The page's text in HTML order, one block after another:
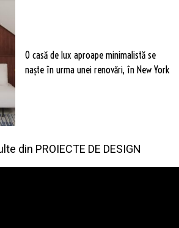
O casă de lux aproape minimalistă se
naște în urma unei renovări, în New York
din PROIECTE DE DESIGN